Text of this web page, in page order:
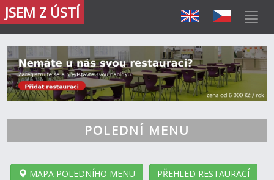
JSEM Z ÚSTÍ
POLEDNÍ MENU
MAPA POLEDNÍHO MENU PŘEHLED RESTAURACÍ